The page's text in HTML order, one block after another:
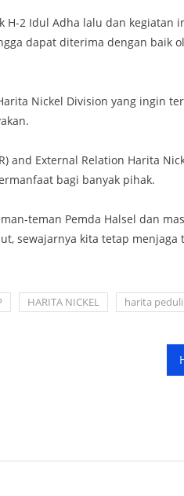
2 Idul Adha lalu dan kegiatan
dapat diterima dengan baik
Nickel Division yang ingin
and External Relation Harita
bagi banyak pihak.
teman Pemda Halsel dan
sewajarnya kita tetap
HARITA NICKEL harita peduli